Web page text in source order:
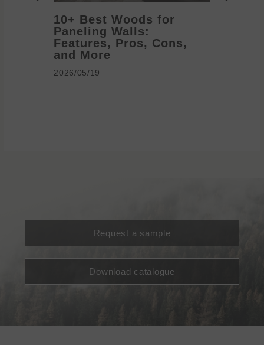
10+ Best Woods for
Paneling Walls:
Features, Pros, Cons,
and More
2026/05/19
Request a sample
Download catalogue